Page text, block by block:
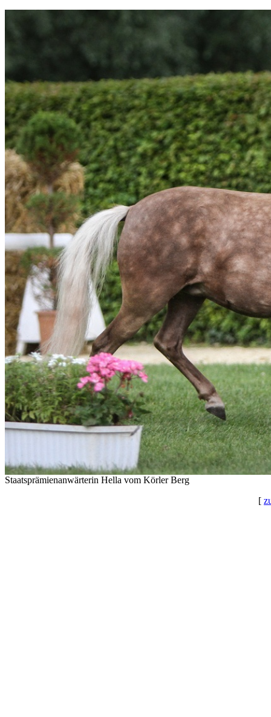
Staatsprämienanwärterin Hella vom Körler Berg
[